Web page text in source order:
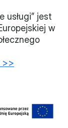
usługi” jest
w
>>